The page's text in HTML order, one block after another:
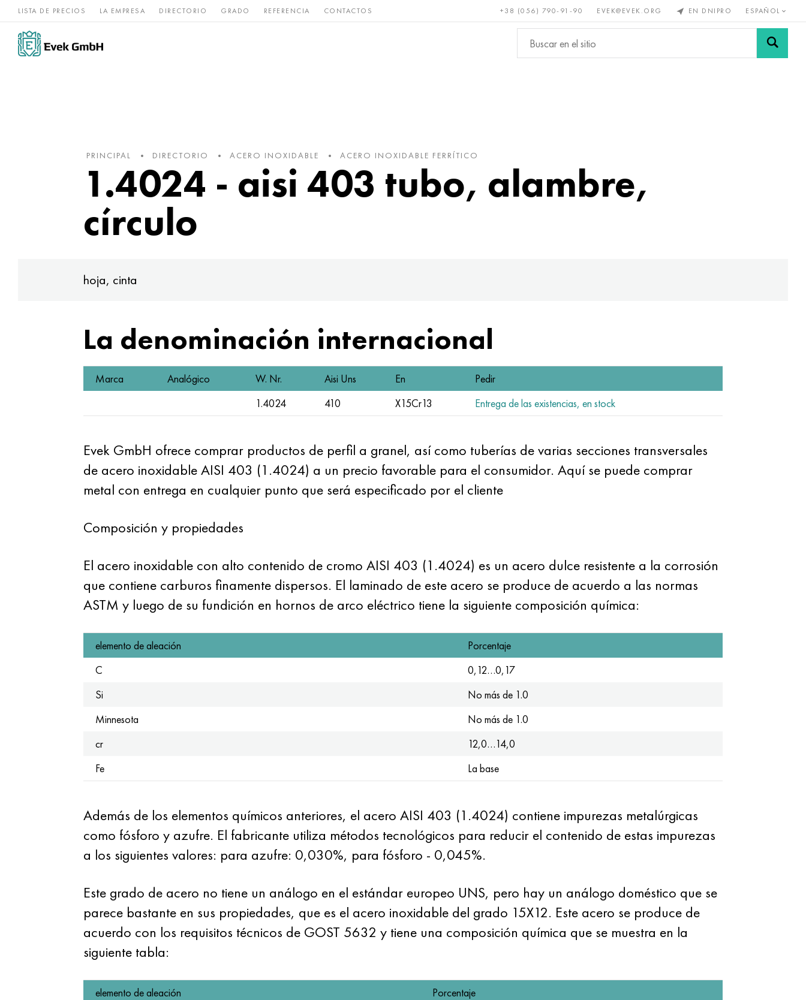
LISTA DE PRECIOS LA EMPRESA DIRECTORIO GRADO REFERENCIA CONTACTOS +38 (056) 790-91-90 EVEK@EVEK.ORG EN DNIPRO ESPAÑOL
Aleaciones de
níquel
acero Raro y Bronce, cobre, Metales no
ferrosos
Aleación de Mallas y
PRINCIPAL DIRECTORIO ACERO INOXIDABLE ACERO INOXIDABLE FERRÍTICO
1.4024 - aisi 403 tubo, alambre,
círculo
hoja, cinta
La denominación internacional
Marca Analógico W. Nr. Aisi Uns En
Pedir
1.4024
410 X15Cr13 Entrega de las existencias, en stock
Evek GmbH ofrece comprar productos de perfil a granel, así como tuberías de varias secciones transversales
de acero inoxidable AISI 403 (1.4024) a un precio favorable para el consumidor. Aquí se puede comprar
metal con entrega en cualquier punto que será especificado por el cliente
Composición y propiedades
El acero inoxidable con alto contenido de cromo AISI 403 (1.4024) es un acero dulce resistente a la corrosión
que contiene carburos finamente dispersos. El laminado de este acero se produce de acuerdo a las normas
ASTM y luego de su fundición en hornos de arco eléctrico tiene la siguiente composición química:
elemento de aleación
Porcentaje
C
0,12…0,17
Si
No más de 1.0
Minnesota
No más de 1.0
cr
12,0…14,0
Fe
La base
Además de los elementos químicos anteriores, el acero AISI 403 (1.4024) contiene impurezas metalúrgicas
como fósforo y azufre. El fabricante utiliza métodos tecnológicos para reducir el contenido de estas impurezas
a los siguientes valores: para azufre: 0,030%, para fósforo - 0,045%.
Este grado de acero no tiene un análogo en el estándar europeo UNS, pero hay un análogo doméstico que se
parece bastante en sus propiedades, que es el acero inoxidable del grado 15X12. Este acero se produce de
acuerdo con los requisitos técnicos de GOST 5632 y tiene una composición química que se muestra en la
siguiente tabla:
elemento de aleación
Porcentaje